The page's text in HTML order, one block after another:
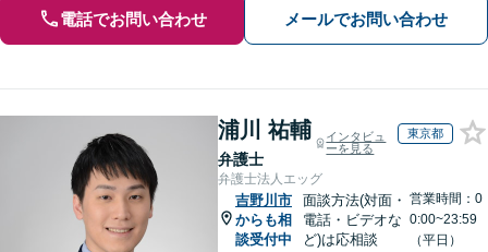
電話でお問い合わせ メールでお問い合わせ
浦川 祐輔
弁護士
インタビュ
ーを見る
東京都
弁護士法人エッグ
吉野川市
からも相
談受付中
面談方法(対面・
電話・ビデオな
ど)は応相談
営業時間：0
0:00~23:59
（平日）